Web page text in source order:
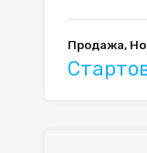
Продажа,